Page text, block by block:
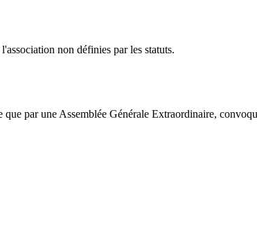
non définies par les statuts.
par une Assemblée Générale Extraordinaire,